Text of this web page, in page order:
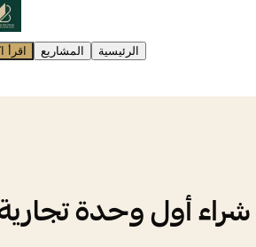
الرئيسية المشاريع اقرأ
شراء أول وحدة